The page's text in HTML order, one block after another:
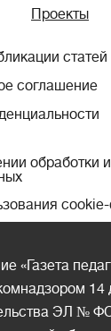
Проекты
статей
соглашение
обработки
«Газета
14
ЭЛ №